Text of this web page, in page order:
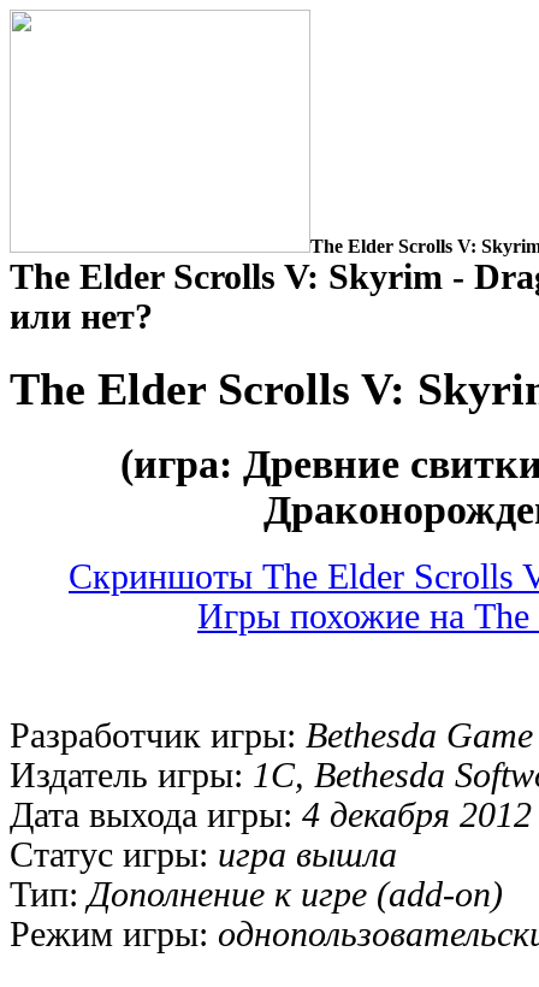
The Elder Scrolls V:
The Elder Scrolls V: Skyrim -
или нет?
The Elder Scrolls V:
(игра: Древние
Скриншоты The Elder Scrolls
Игры похожие на
Разработчик игры: Bethesda
Издатель игры: 1С, Bethesda
Дата выхода игры: 4 декабря
Статус игры: игра вышла
Тип: Дополнение к игре (add-on)
Режим игры: